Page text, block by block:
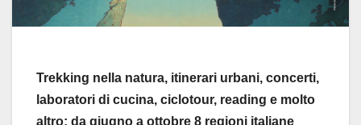
Trekking nella natura, itinerari urbani, concerti,
laboratori di cucina, ciclotour, reading e molto
altro: da giugno a ottobre 8 regioni italiane